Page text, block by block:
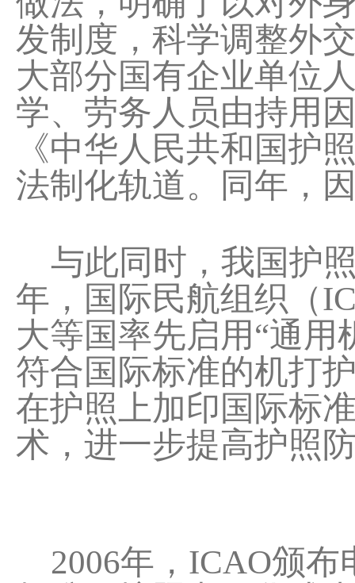
发制度，科学调整外
大部分国有企业单位
学、劳务人员由持用
《中华人民共和国护
法制化轨道。同年，
与此同时，我国护
年，国际民航组织（
大等国率先启用“通用
符合国际标准的机打
在护照上加印国际标
术，进一步提高护照
2006年，ICAO颁布